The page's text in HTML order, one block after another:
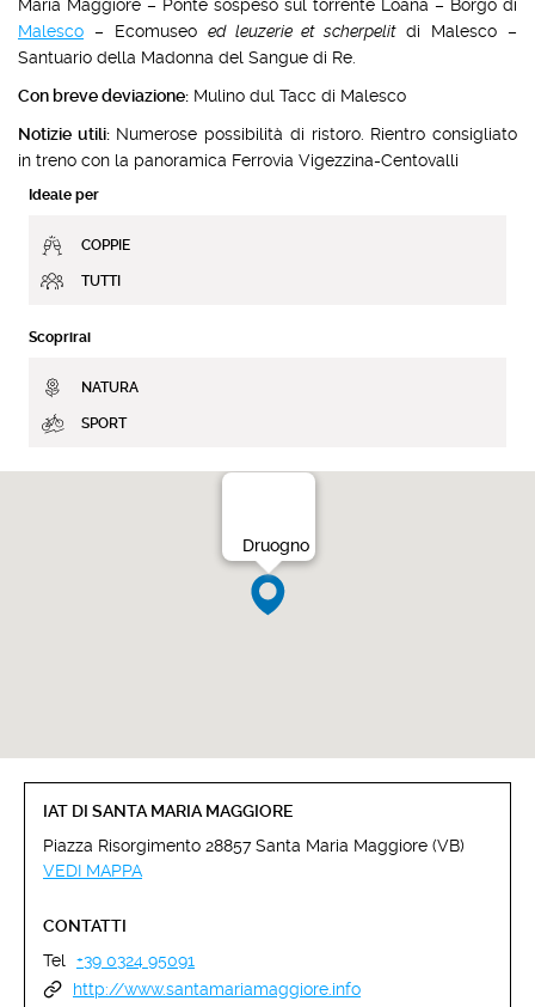
Maria Maggiore – Ponte sospeso sul torrente Loana – Borgo di
Malesco – Ecomuseo ed leuzerie et scherpelitdi Malesco –
Santuario della Madonna del Sangue di Re.
Con breve deviazione: Mulino dul Tacc di Malesco
Notizie utili:Numerose possibilità di ristoro. Rientro consigliato
in treno con la panoramica Ferrovia Vigezzina-Centovalli
Ideale per
COPPIE
TUTTI
Scoprirai
NATURA
SPORT
Druogno
IAT DI SANTA MARIA MAGGIORE
Piazza Risorgimento 28857 Santa Maria Maggiore (VB)
VEDI MAPPA
CONTATTI
Tel
+39 0324 95091
http://www.santamariamaggiore.info